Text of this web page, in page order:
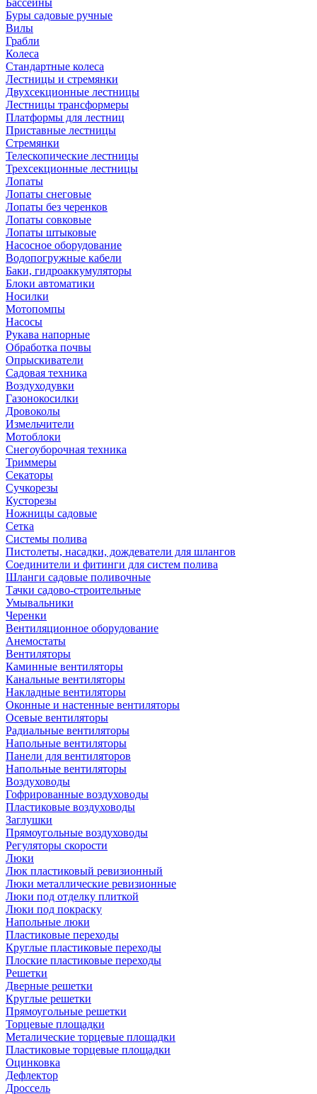
Бассейны
Буры садовые ручные
Вилы
Грабли
Колеса
Стандартные колеса
Лестницы и стремянки
Двухсекционные лестницы
Лестницы трансформеры
Платформы для лестниц
Приставные лестницы
Стремянки
Телескопические лестницы
Трехсекционные лестницы
Лопаты
Лопаты снеговые
Лопаты без черенков
Лопаты совковые
Лопаты штыковые
Насосное оборудование
Водопогружные кабели
Баки, гидроаккумуляторы
Блоки автоматики
Носилки
Мотопомпы
Насосы
Рукава напорные
Обработка почвы
Опрыскиватели
Садовая техника
Воздуходувки
Газонокосилки
Дровоколы
Измельчители
Мотоблоки
Снегоуборочная техника
Триммеры
Секаторы
Сучкорезы
Кусторезы
Ножницы садовые
Сетка
Системы полива
Пистолеты, насадки, дождеватели для шлангов
Соединители и фитинги для систем полива
Шланги садовые поливочные
Тачки садово-строительные
Умывальники
Черенки
Вентиляционное оборудование
Анемостаты
Вентиляторы
Каминные вентиляторы
Канальные вентиляторы
Накладные вентиляторы
Оконные и настенные вентиляторы
Осевые вентиляторы
Радиальные вентиляторы
Напольные вентиляторы
Панели для вентиляторов
Напольные вентиляторы
Воздуховоды
Гофрированные воздуховоды
Пластиковые воздуховоды
Заглушки
Прямоугольные воздуховоды
Регуляторы скорости
Люки
Люк пластиковый ревизионный
Люки металлические ревизионные
Люки под отделку плиткой
Люки под покраску
Напольные люки
Пластиковые переходы
Круглые пластиковые переходы
Плоские пластиковые переходы
Решетки
Дверные решетки
Круглые решетки
Прямоугольные решетки
Торцевые площадки
Металические торцевые площадки
Пластиковые торцевые площадки
Оцинковка
Дефлектор
Дроссель